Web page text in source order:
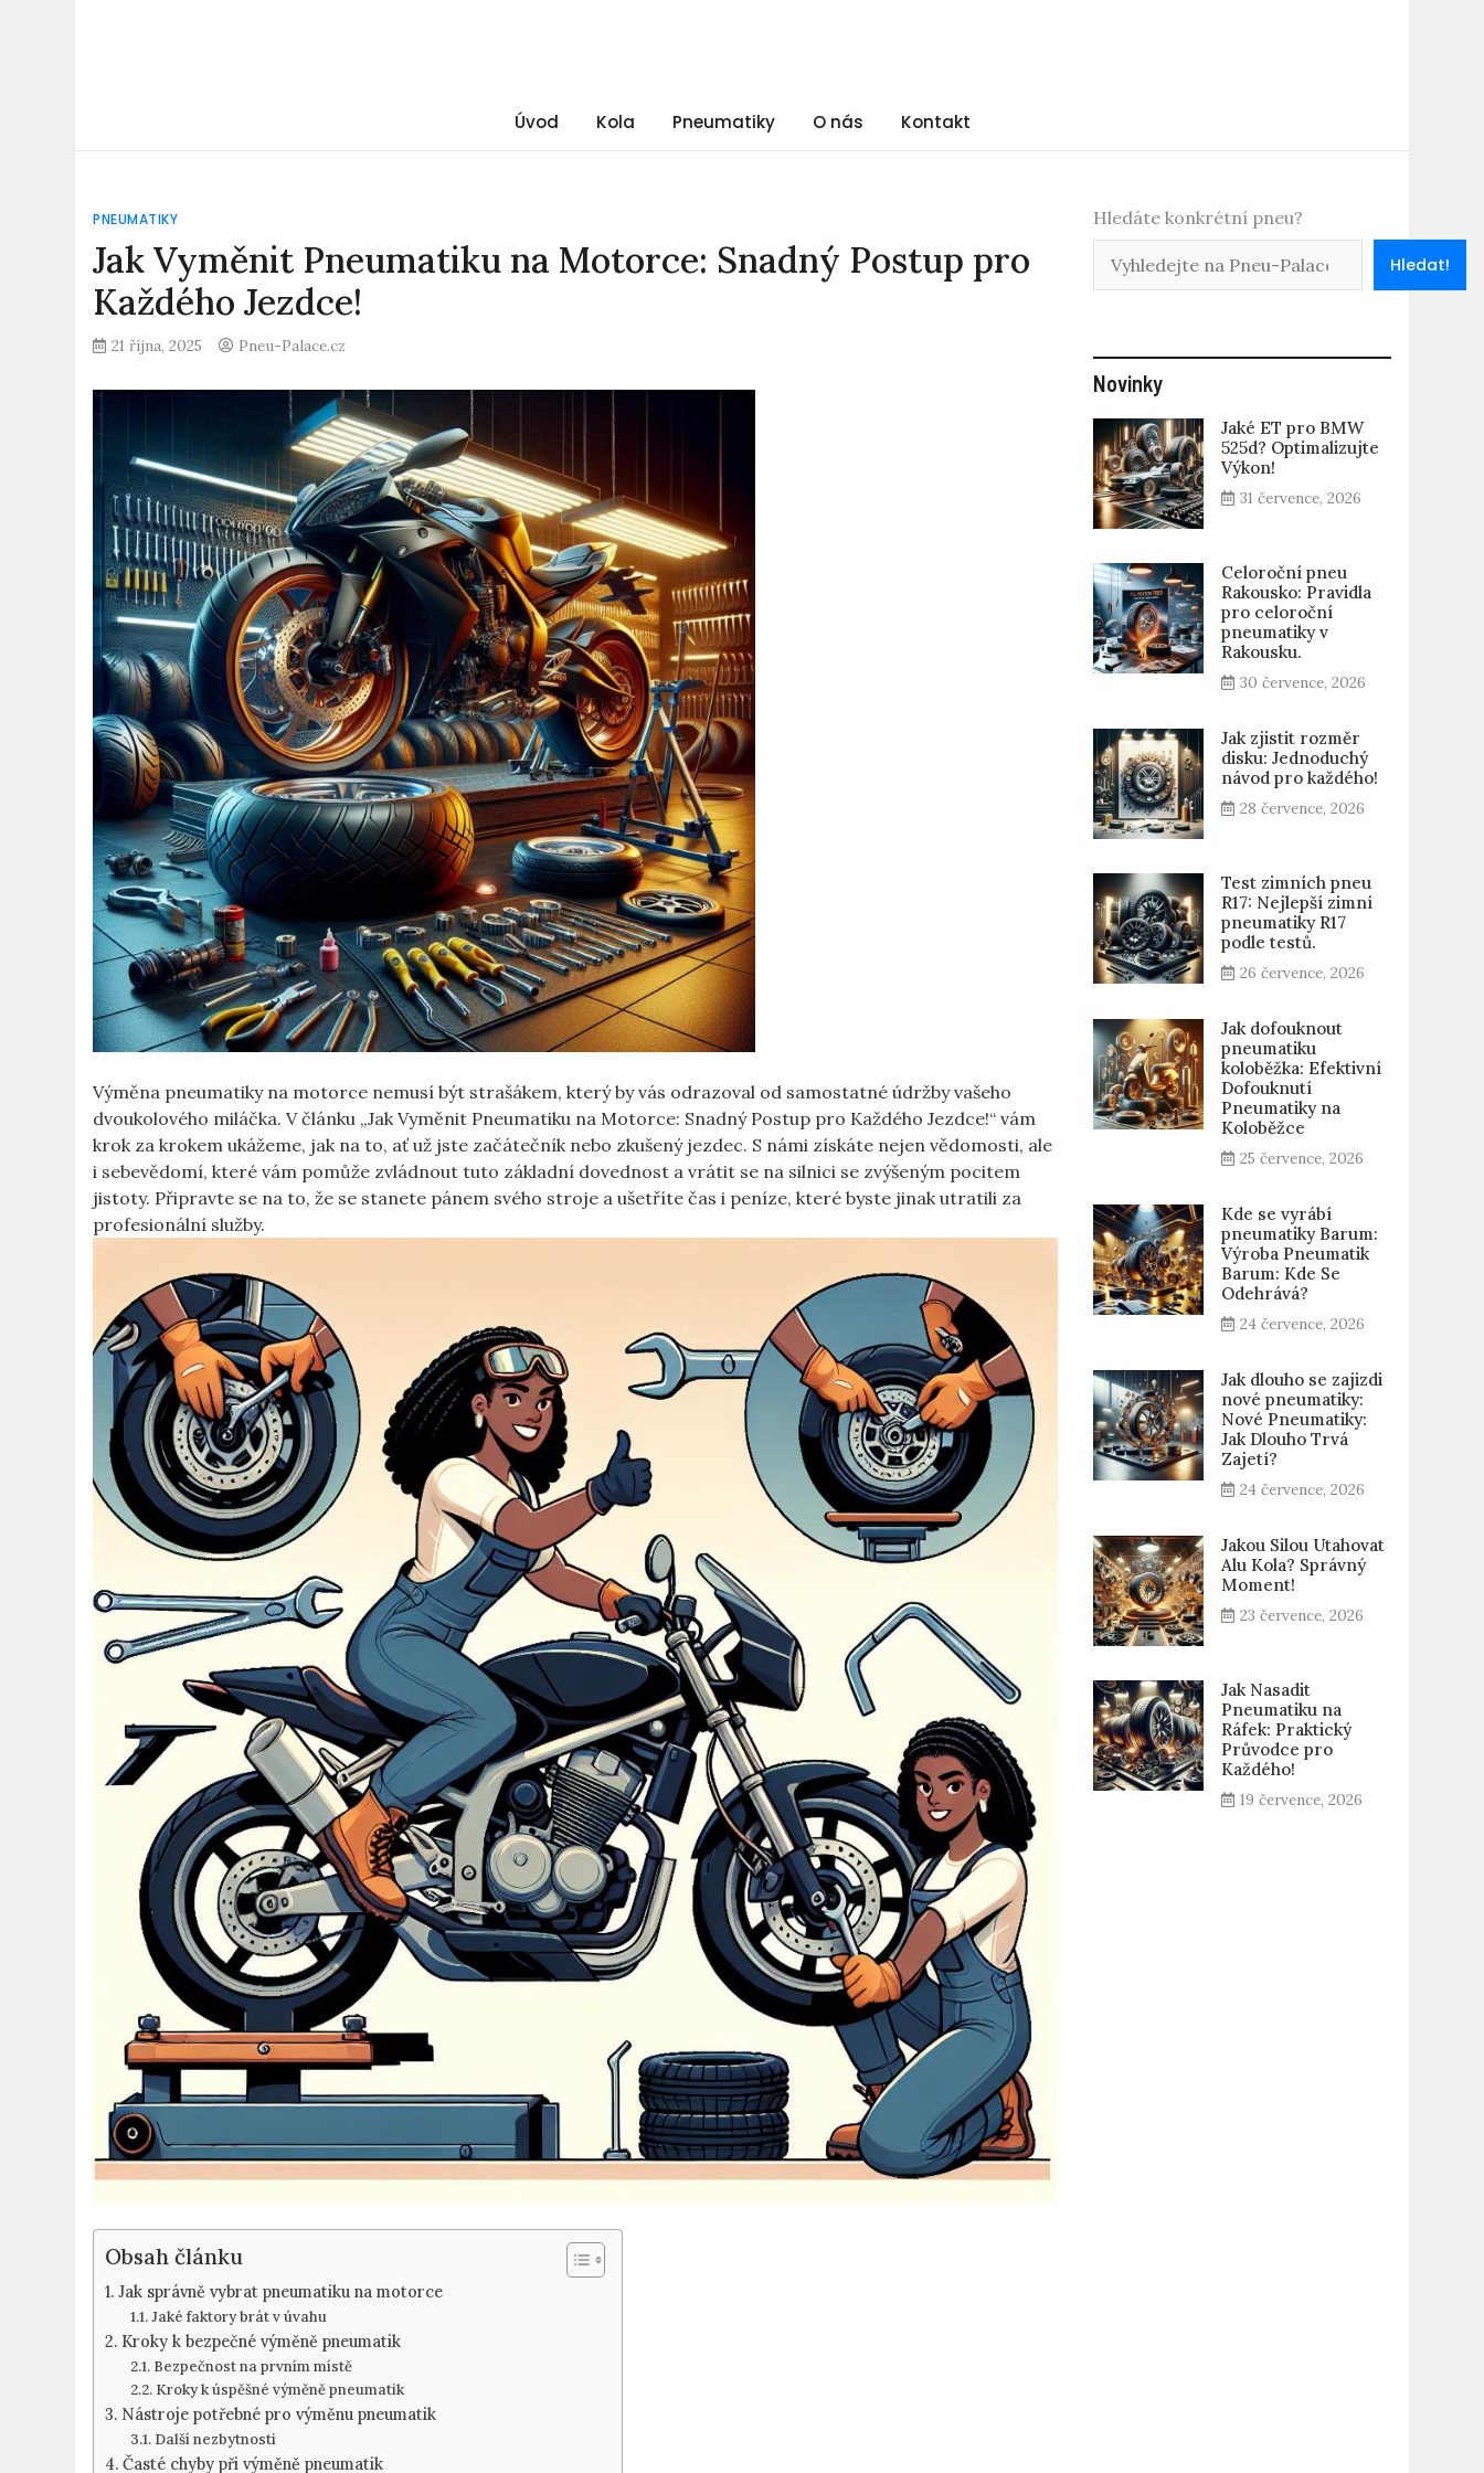
Úvod Kola Pneumatiky O nás Kontakt
PNEUMATIKY
Jak Vyměnit Pneumatiku na Motorce: Snadný Postup pro
Každého Jezdce!
21 října, 2025 Pneu-Palace.cz
Výměna pneumatiky na motorce nemusí být strašákem, který by vás odrazoval od samostatné údržby vašeho
dvoukolového miláčka. V článku „Jak Vyměnit Pneumatiku na Motorce: Snadný Postup pro Každého Jezdce!“ vám
krok za krokem ukážeme, jak na to, ať už jste začátečník nebo zkušený jezdec. S námi získáte nejen vědomosti, ale
i sebevědomí, které vám pomůže zvládnout tuto základní dovednost a vrátit se na silnici se zvýšeným pocitem
jistoty. Připravte se na to, že se stanete pánem svého stroje a ušetříte čas i peníze, které byste jinak utratili za
profesionální služby.
Obsah článku
Jak správně vybrat pneumatiku na motorce
Jaké faktory brát v úvahu
Kroky k bezpečné výměně pneumatik
Bezpečnost na prvním místě
Kroky k úspěšné výměně pneumatik
Nástroje potřebné pro výměnu pneumatik
Další nezbytnosti
Časté chyby při výměně pneumatik
Hledáte konkrétní pneu?
Hledat!
Novinky
Jaké ET pro BMW
525d? Optimalizujte
Výkon!
31 července, 2026
Celoroční pneu
Rakousko: Pravidla
pro celoroční
pneumatiky v
Rakousku.
30 července, 2026
Jak zjistit rozměr
disku: Jednoduchý
návod pro každého!
28 července, 2026
Test zimních pneu
R17: Nejlepší zimní
pneumatiky R17
podle testů.
26 července, 2026
Jak dofouknout
pneumatiku
koloběžka: Efektivní
Dofouknutí
Pneumatiky na
Koloběžce
25 července, 2026
Kde se vyrábí
pneumatiky Barum:
Výroba Pneumatik
Barum: Kde Se
Odehrává?
24 července, 2026
Jak dlouho se zajizdi
nové pneumatiky:
Nové Pneumatiky:
Jak Dlouho Trvá
Zajetí?
24 července, 2026
Jakou Silou Utahovat
Alu Kola? Správný
Moment!
23 července, 2026
Jak Nasadit
Pneumatiku na
Ráfek: Praktický
Průvodce pro
Každého!
19 července, 2026